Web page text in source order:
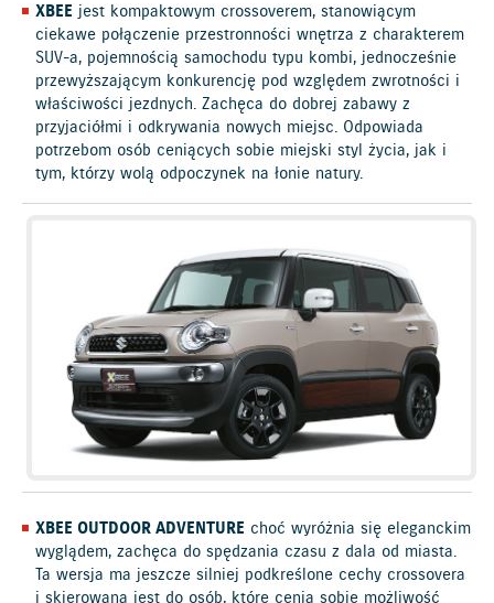
XBEE jest kompaktowym crossoverem, stanowiącym
ciekawe połączenie przestronności wnętrza z charakterem
SUV-a, pojemnością samochodu typu kombi, jednocześnie
przewyższającym konkurencję pod względem zwrotności i
właściwości jezdnych. Zachęca do dobrej zabawy z
przyjaciółmi i odkrywania nowych miejsc. Odpowiada
potrzebom osób ceniących sobie miejski styl życia, jak i
tym, którzy wolą odpoczynek na łonie natury.
XBEE OUTDOOR ADVENTURE choć wyróżnia się eleganckim
wyglądem, zachęca do spędzania czasu z dala od miasta.
Ta wersja ma jeszcze silniej podkreślone cechy crossovera
i skierowana jest do osób, które cenią sobie możliwość